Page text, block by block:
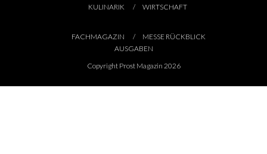
KULINARIK
WIRTSCHAFT
FACHMAGAZIN
MESSE RÜCKBLICK
AUSGABEN
Copyright Prost Magazin 2026